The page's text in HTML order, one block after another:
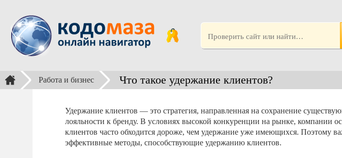
Работа и бизнес Что такое удержание клиентов?
Удержание клиентов — это стратегия, направленная на сохранение
лояльности к бренду. В условиях высокой конкуренции на рынке, компании
клиентов часто обходится дороже, чем удержание уже имеющихся. Поэтому
эффективные методы, способствующие удержанию клиентов.